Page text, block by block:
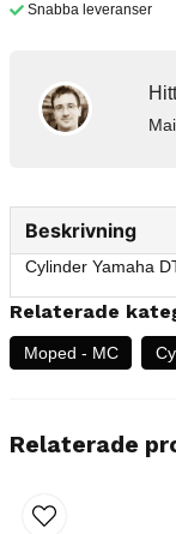
Snabba leveranser
Beskrivning
Cylinder Yamaha
Relaterade
Moped - MC
Relaterade